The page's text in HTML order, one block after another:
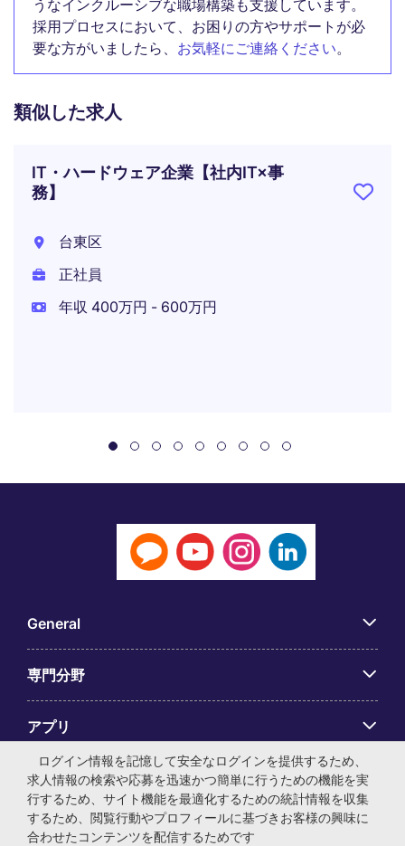
うなインクルーシブな職場構築も支援しています。
採用プロセスにおいて、お困りの方やサポートが必
要な方がいましたら、 お気軽にご連絡ください。
類似した求人
IT・ハードウェア企業【社内IT×事
務】
台東区
正社員
年収 400万円 - 600万円
General
専門分野
アプリ
Employer Centre
ログイン情報を記憶して安全なログインを提供するため、
求人情報の検索や応募を迅速かつ簡単に行うための機能を実
行するため、サイト機能を最適化するための統計情報を収集
するため、閲覧行動やプロフィールに基づきお客様の興味に
合わせたコンテンツを配信するためです